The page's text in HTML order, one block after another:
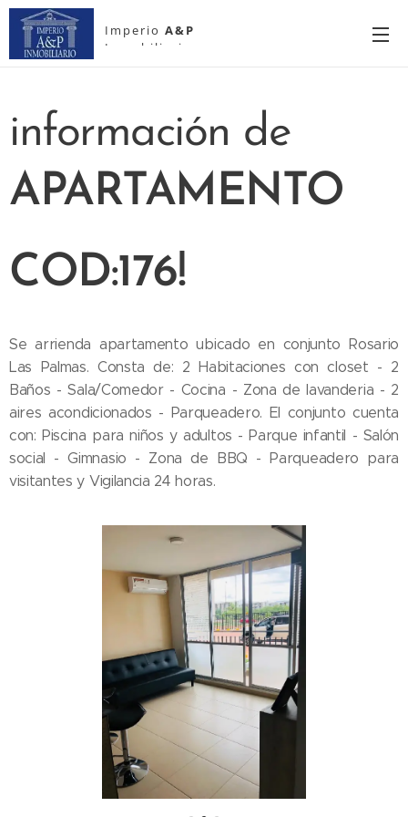
Imperio A&P
Inmobiliario
información de
APARTAMENTO
COD:176!
Se arrienda apartamento ubicado en conjunto Rosario
Las Palmas. Consta de: 2 Habitaciones con closet - 2
Baños - Sala/Comedor - Cocina - Zona de lavanderia - 2
aires acondicionados - Parqueadero. El conjunto cuenta
con: Piscina para niños y adultos - Parque infantil - Salón
social - Gimnasio - Zona de BBQ - Parqueadero para
visitantes y Vigilancia 24 horas.